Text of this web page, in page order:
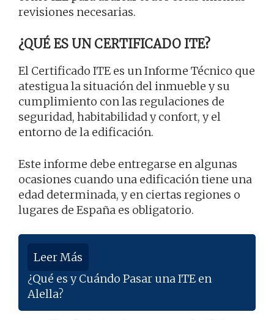
revisiones necesarias.
¿QUÉ ES UN CERTIFICADO ITE?
El Certificado ITE es un Informe Técnico que
atestigua la situación del inmueble y su
cumplimiento con las regulaciones de
seguridad, habitabilidad y confort, y el
entorno de la edificación.
Este informe debe entregarse en algunas
ocasiones cuando una edificación tiene una
edad determinada, y en ciertas regiones o
lugares de España es obligatorio.
Leer Más
¿Qué es y Cuándo Pasar una ITE en
Alella?